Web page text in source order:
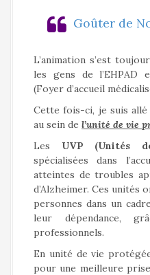
Goûter de
L’animation s’est
les gens de
(Foyer d’accueil
Cette fois-ci, je suis
au sein de l’unité de vie
Les UVP (Unités
spécialisées dans
atteintes de troubles
d’Alzheimer. Ces unités
personnes dans un
leur dépendance,
professionnels.
En unité de vie
pour une meilleure